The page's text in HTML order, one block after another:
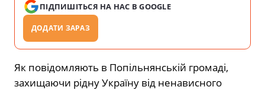
ПІДПИШІТЬСЯ НА НАС В GOOGLE
ДОДАТИ ЗАРАЗ
Як повідомляють в Попільнянській громаді,
захищаючи рідну Україну від ненависного